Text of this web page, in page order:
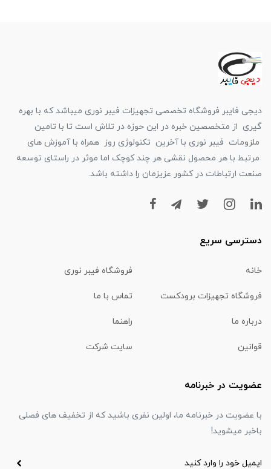
دیجی فایبر فروشگاه تخصصی تجهیزات فیبر نوری میباشد که با بهره
گیری از متخصصین خبره در این حوزه در تلاش است تا با تامین
ملزومات فیبر نوری با آخرین تکنولوژی روز همراه با آموزش های
مرتبط با هر محصول نقشی هر چند کوچک اما موثر در راستای توسعه
صنعت ارتباطات در کشور عزیزمان را داشته باشد.
دسترسی سریع
خانه فروشگاه فیبر نوری
فروشگاه تجهیزات برودکست تماس با ما
درباره ما راهنما
قوانین سایت شرکت
عضویت در خبرنامه
با عضویت در خبرنامه ما، اولین نفری باشید که از تخفیف های فصلی
باخبر میشوید!